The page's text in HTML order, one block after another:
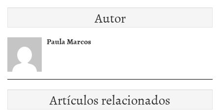
Autor
Paula Marcos
Artículos relacionados